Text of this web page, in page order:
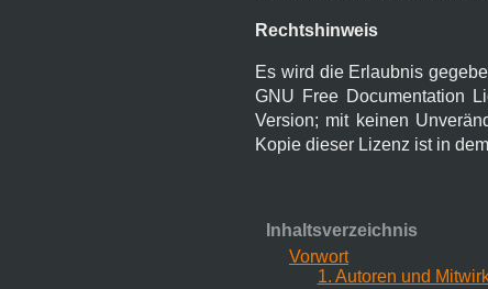
Rechtshinweis
Es wird die Erlaubnis
GNU Free Documentation
Version; mit keinen
Kopie dieser Lizenz ist in
Inhaltsverzeichnis
Vorwort
1. Autoren und